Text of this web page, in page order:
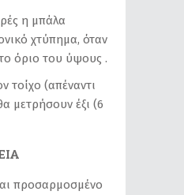
η μπάλα
χτύπημα, όταν
όριο του ύψους .
τοίχο (απέναντι
μετρήσουν έξι (6
προσαρμοσμένο